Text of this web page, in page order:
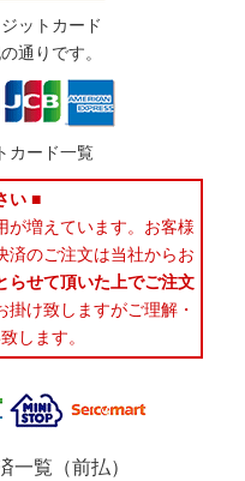
ットカード
通りです。
カード一覧
い ■
が増えています。お客様
済のご注文は当社からお
らせて頂いた上でご注文
け致しますがご理解・
します。
一覧（前払）